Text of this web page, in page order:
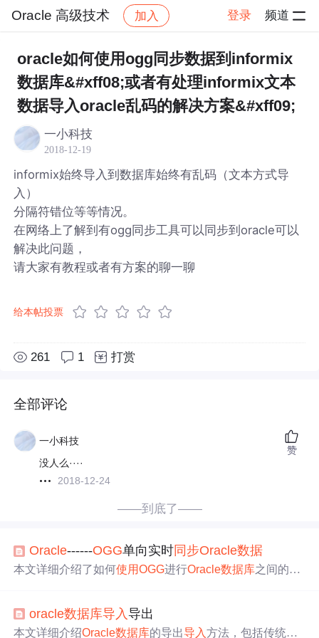
Oracle 高级技术 加入 登录 频道
Oracle 高级技术 帖子详情
oracle如何使用ogg同步数据到informix
数据库&#xff08;或者有处理informix文本
数据导入oracle乱码的解决方案&#xff09;
一小科技
2018-12-19
informix始终导入到数据库始终有乱码（文本方式导
入）
分隔符错位等等情况。
在网络上了解到有ogg同步工具可以同步到oracle可以
解决此问题，
请大家有教程或者有方案的聊一聊
给本帖投票
261 1 打赏
全部评论
一小科技
没人么····
2018-12-24
赞
——到底了——
Oracle------OGG单向实时 同步Oracle数据
本文详细介绍了如何使用OGG进行Oracle数据库之间的单
DDL变更、数据修改、数据删除的
符集不一致导致的乱码问题。同时，文章还探讨了源端历
oracle数据库导入导出
本文详细介绍Oracle数据库的导出导入方法，包括传统方